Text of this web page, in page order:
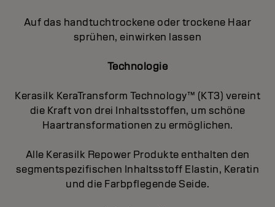
Auf das handtuchtrockene oder trockene Haar
sprühen, einwirken lassen
Technologie
Kerasilk KeraTransform Technology™ (KT3) vereint
die Kraft von drei Inhaltsstoffen, um schöne
Haartransformationen zu ermöglichen.
Alle Kerasilk Repower Produkte enthalten den
segmentspezifischen Inhaltsstoff Elastin, Keratin
und die Farbpflegende Seide.